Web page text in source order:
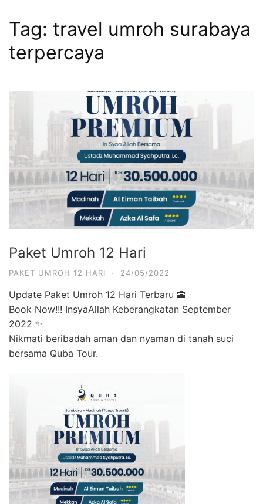
Tag: travel umroh surabaya
terpercaya
Paket Umroh 12 Hari
PAKET UMROH 12 HARI · 24/05/2022
Update Paket Umroh 12 Hari Terbaru 🕋
Book Now!!! InsyaAllah Keberangkatan September
2022 ✨
Nikmati beribadah aman dan nyaman di tanah suci
bersama Quba Tour.